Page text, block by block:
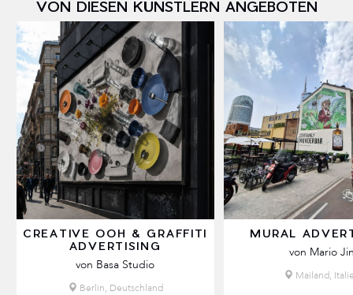
VON DIESEN KÜNSTLERN ANGEBOTEN
CREATIVE OOH & GRAFFITI
ADVERTISING
von Basa Studio
Berlin, Deutschland
MURAL
von Mario
Mailand,